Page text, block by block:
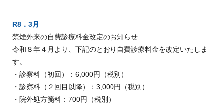
R8．3月
禁煙外来の自費診療料金改定のお知らせ
令和８年４月より、下記のとおり自費診療料金を改定いたしま
す。
・診察料（初回）：6,000円（税別）
・診察料（２回目以降）：3,000円（税別）
・院外処方箋料：700円（税別）